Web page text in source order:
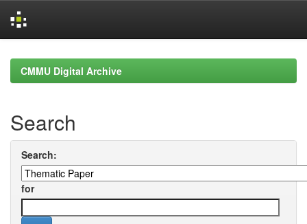
navigationCMMU Digital Archive
Search
Search:
for